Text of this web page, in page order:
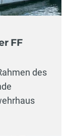
FF
des